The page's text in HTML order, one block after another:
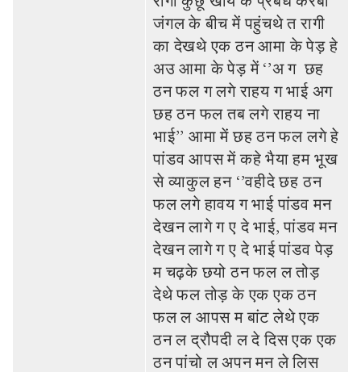
जंगल के बीच में पहुंचथे त रागी
का देखथे एक ठन आमा के पेड़ हे
अउ आमा के पेड़ में ‘’अ ग छह
ठन फल ग लगे राहय ग भाई अग
छह ठन फल तब लगे राहय ना
भाई’’ आमा में छह ठन फल लगे हे
पांडव आपस में कहे भैया हम भूख
से व्‍याकुल हन ‘’वहीदे छह ठन
फल लगे हावय ग भाई पांडव मन
देखन लागे ग ए दे भाई, पांडव मन
देखन लागे ग ए दे भाई पांडव पेड़
म चढ़के छयो ठन फल ल तोड़
देथे फल तोड़ के एक एक ठन
फल ल आपस म बांट लेथे एक
ठन ल द्रौपदी ल दे दिस एक एक
ठन पांचो ल अपन मन ले लिस